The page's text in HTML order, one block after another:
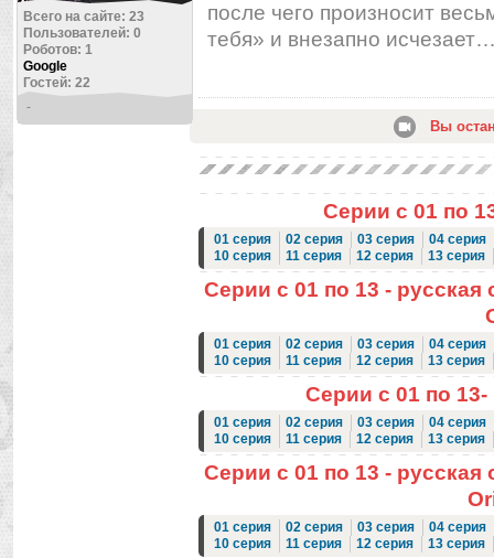
Всего на сайте: 23
Пользователей: 0
Роботов: 1
Google
Гостей: 22
-
после чего произносит
тебя» и внезапно
Вы
Серии с 01 по
01 серия 02 серия 03 серия
04 серия
10 серия
11 серия 12 серия 13 серия
Серии с 01 по 13 - русская
01 серия 02 серия 03 серия
04 серия
10 серия
11 серия 12 серия 13 серия
Серии с 01 по
01 серия 02 серия 03 серия
04 серия
10 серия
11 серия 12 серия 13 серия
Серии с 01 по 13 - русская
01 серия 02 серия 03 серия
04 серия
10 серия
11 серия 12 серия 13 серия